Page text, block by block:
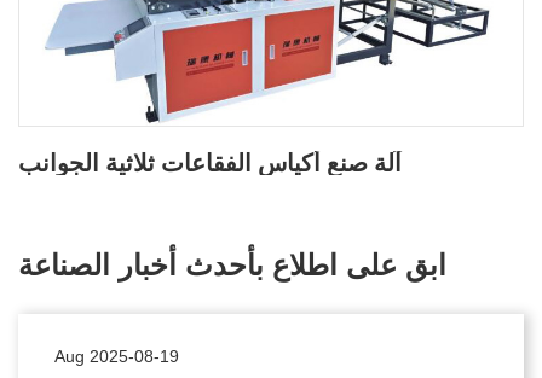
آلة صنع أكياس الفقاعات ثلاثية الجوانب
ابق على اطلاع بأحدث أخبار الصناعة
Aug 2025-08-19